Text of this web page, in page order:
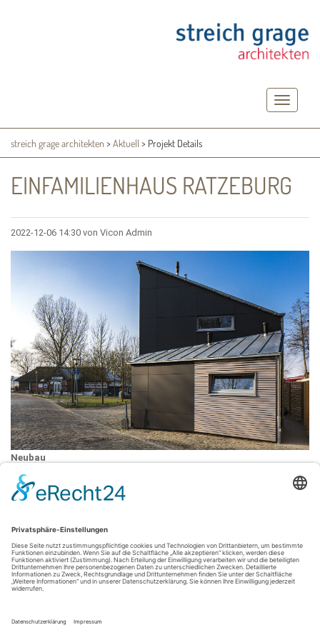
Toggle
navigation
streich grage architekten > Aktuell > Projekt Details
EINFAMILIENHAUS RATZEBURG
2022-12-06 14:30 von Vicon Admin
Neubau
2017
(Fotos: Nils Bergmann)